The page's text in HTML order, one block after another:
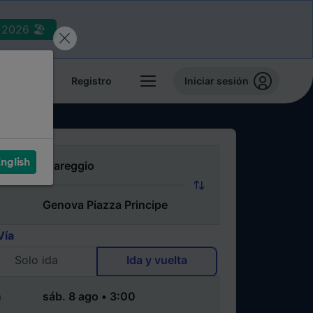
2026 🏖️
Registro Iniciar sesión
Solo ida
Ida y vuelta